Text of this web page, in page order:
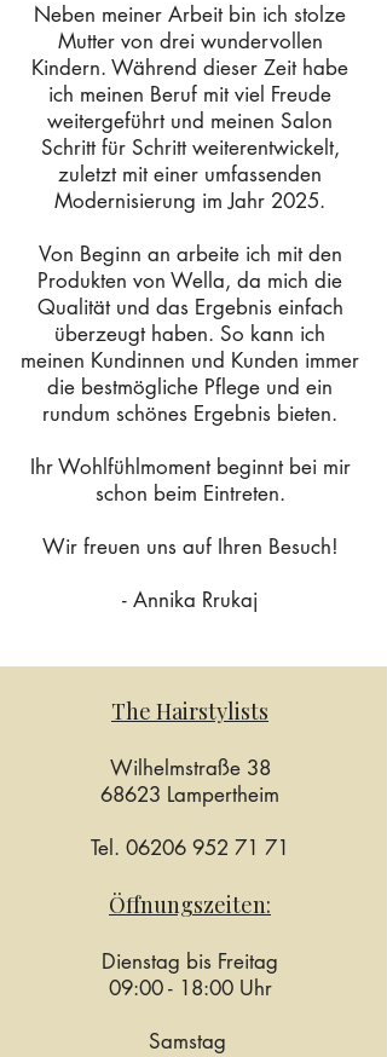
Neben meiner Arbeit bin ich stolze
Mutter von drei wundervollen
Kindern. Während dieser Zeit habe
ich meinen Beruf mit viel Freude
weitergeführt und meinen Salon
Schritt für Schritt weiterentwickelt,
zuletzt mit einer umfassenden
Modernisierung im Jahr 2025.
Von Beginn an arbeite ich mit den
Produkten von Wella, da mich die
Qualität und das Ergebnis einfach
überzeugt haben. So kann ich
meinen Kundinnen und Kunden immer
die bestmögliche Pflege und ein
rundum schönes Ergebnis bieten.
Ihr Wohlfühlmoment beginnt bei mir
schon beim Eintreten.
Wir freuen uns auf Ihren Besuch!
- Annika Rrukaj
The Hairstylists
Wilhelmstraße 38
68623 Lampertheim
Tel. 06206 952 71 71
Öffnungszeiten:
Dienstag bis Freitag
09:00 - 18:00 Uhr
Samstag